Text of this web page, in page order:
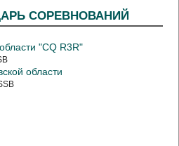
СОРЕВНОВАНИЙ
"CQ R3R"
области